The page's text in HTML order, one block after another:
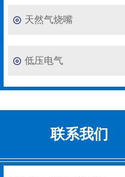
天然气烧嘴
低压电气
联系我们